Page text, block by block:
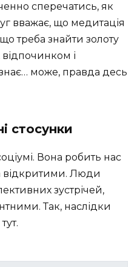
сперечатись, як
вважає, що медитація
треба знайти золоту
і
може, правда десь
стосунки
Вона робить нас
відкритими. Люди
зустрічей,
Так, наслідки